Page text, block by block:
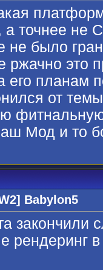
точнее не
не было
ржачно это
его планам
от
Мод и то
Babylon5
закончили
рендеринг